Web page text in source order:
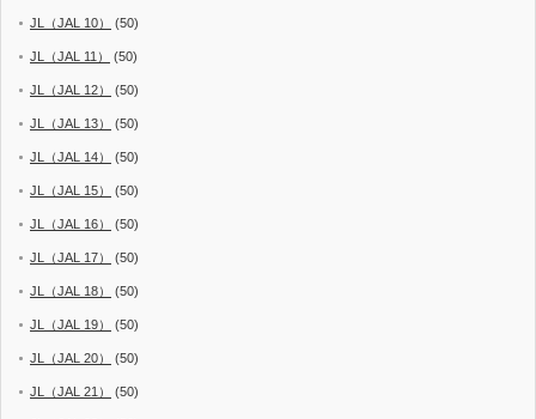
JL（JAL 10） (50)
JL（JAL 11） (50)
JL（JAL 12） (50)
JL（JAL 13） (50)
JL（JAL 14） (50)
JL（JAL 15） (50)
JL（JAL 16） (50)
JL（JAL 17） (50)
JL（JAL 18） (50)
JL（JAL 19） (50)
JL（JAL 20） (50)
JL（JAL 21） (50)